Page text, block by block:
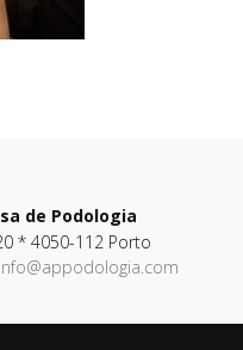
de Podologia
* 4050-112 Porto
info@appodologia.com